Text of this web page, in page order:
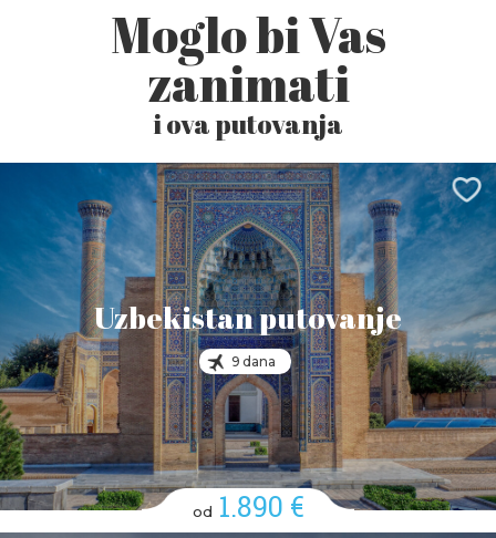
Moglo bi Vas
zanimati
i ova putovanja
Uzbekistan putovanje
9 dana
od 1.890 €